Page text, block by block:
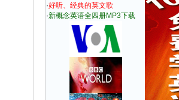
·好听、经典的英文歌
·新概念英语全四册MP3下载